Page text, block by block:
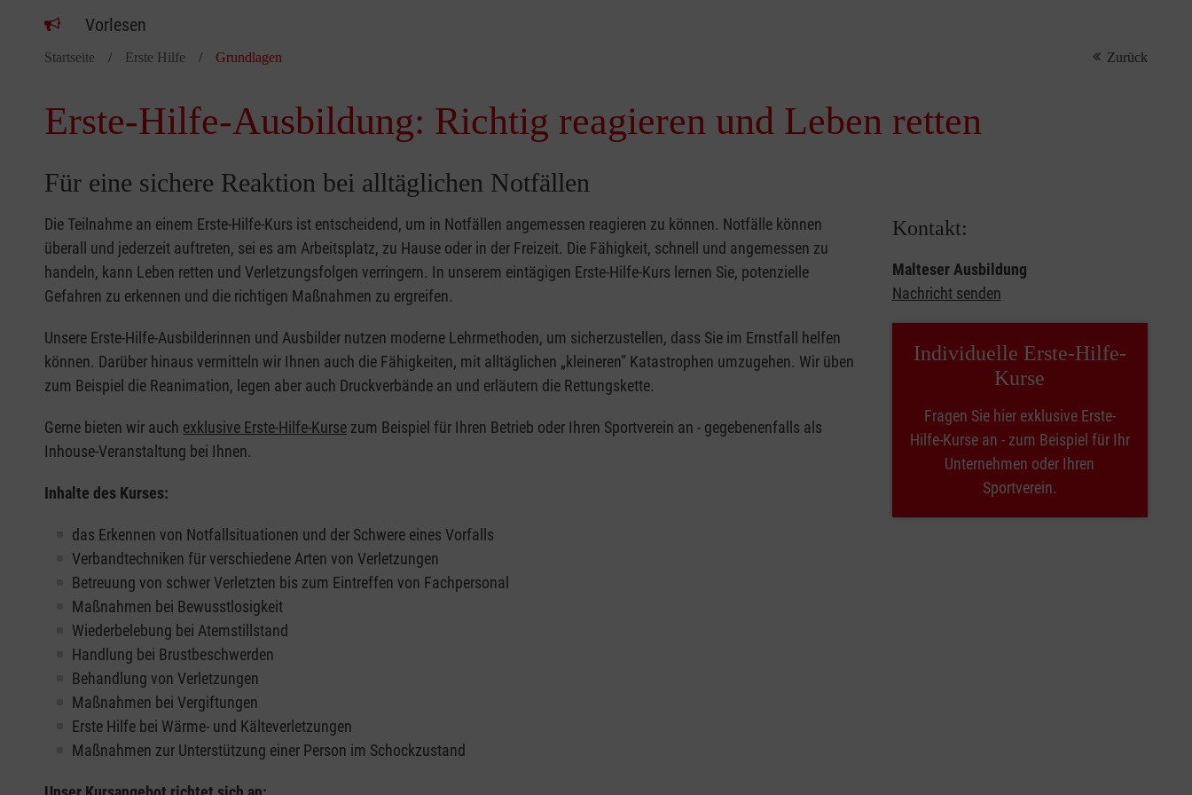
Vorlesen
Startseite Erste Hilfe Grundlagen Zurück
Erste-Hilfe-Ausbildung: Richtig reagieren und Leben retten
Für eine sichere Reaktion bei alltäglichen Notfällen
Die Teilnahme an einem Erste-Hilfe-Kurs ist entscheidend, um in Notfällen angemessen reagieren zu können. Notfälle können
überall und jederzeit auftreten, sei es am Arbeitsplatz, zu Hause oder in der Freizeit. Die Fähigkeit, schnell und angemessen zu
handeln, kann Leben retten und Verletzungsfolgen verringern. In unserem eintägigen Erste-Hilfe-Kurs lernen Sie, potenzielle
Gefahren zu erkennen und die richtigen Maßnahmen zu ergreifen.
Unsere Erste-Hilfe-Ausbilderinnen und Ausbilder nutzen moderne Lehrmethoden, um sicherzustellen, dass Sie im Ernstfall helfen
können. Darüber hinaus vermitteln wir Ihnen auch die Fähigkeiten, mit alltäglichen „kleineren” Katastrophen umzugehen. Wir üben
zum Beispiel die Reanimation, legen aber auch Druckverbände an und erläutern die Rettungskette.
Gerne bieten wir auch exklusive Erste-Hilfe-Kurse zum Beispiel für Ihren Betrieb oder Ihren Sportverein an - gegebenenfalls als
Inhouse-Veranstaltung bei Ihnen.
Inhalte des Kurses:
das Erkennen von Notfallsituationen und der Schwere eines Vorfalls
Verbandtechniken für verschiedene Arten von Verletzungen
Betreuung von schwer Verletzten bis zum Eintreffen von Fachpersonal
Maßnahmen bei Bewusstlosigkeit
Wiederbelebung bei Atemstillstand
Handlung bei Brustbeschwerden
Behandlung von Verletzungen
Maßnahmen bei Vergiftungen
Erste Hilfe bei Wärme- und Kälteverletzungen
Maßnahmen zur Unterstützung einer Person im Schockzustand
Kontakt:
Malteser Ausbildung
Nachricht senden
Individuelle Erste-Hilfe-
Kurse
Fragen Sie hier exklusive Erste-
Hilfe-Kurse an - zum Beispiel für Ihr
Unternehmen oder Ihren
Sportverein.